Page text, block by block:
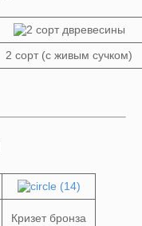
2 сорт (с живым сучком)
Кризет бронза